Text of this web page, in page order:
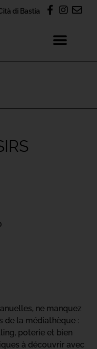
di Bastia
ne manquez
de la médiathèque :
poterie et bien
à découvrir avec